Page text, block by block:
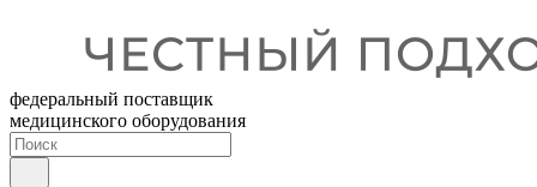
федеральный поставщик
медицинского оборудования